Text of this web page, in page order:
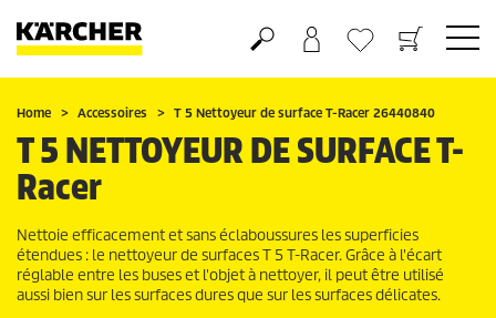
Panier
Mes Favoris
Home Accessoires T 5 Nettoyeur de surface T-Racer 26440840
T 5 NETTOYEUR DE SURFACET-
Racer
Nettoie efficacement et sans éclaboussures les superficies
étendues : le nettoyeur de surfaces T 5T-Racer. Grâce à l'écart
réglable entre les buses et l'objet à nettoyer, il peut être utilisé
aussi bien sur les surfaces dures que sur les surfaces délicates.